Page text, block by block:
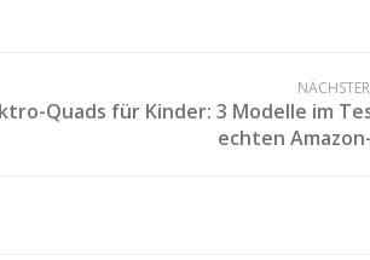
Quads für Kinder: 3 Modelle im
echten